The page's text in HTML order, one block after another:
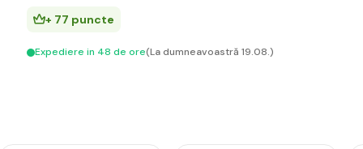
+ 77 puncte
Expediere in 48 de ore(La dumneavoastră 19.08.)